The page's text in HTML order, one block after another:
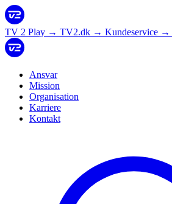
TV 2 Play → TV2.dk → Kundeservice →
Ansvar
Mission
Organisation
Karriere
Kontakt